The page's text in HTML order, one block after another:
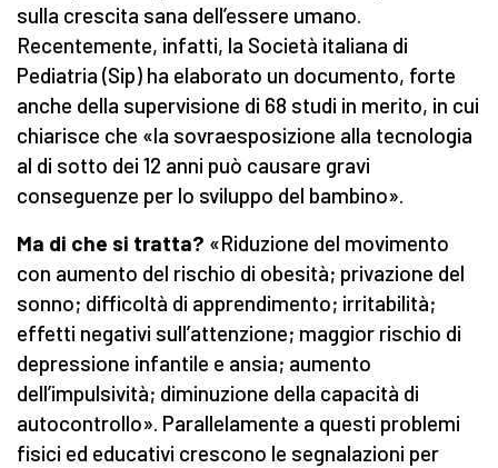
sulla crescita sana dell’essere umano.
Recentemente, infatti, la Società italiana di
Pediatria (Sip) ha elaborato un documento, forte
anche della supervisione di 68 studi in merito, in cui
chiarisce che «la sovraesposizione alla tecnologia
al di sotto dei 12 anni può causare gravi
conseguenze per lo sviluppo del bambino».
Ma di che si tratta? «Riduzione del movimento
con aumento del rischio di obesità; privazione del
sonno; difficoltà di apprendimento; irritabilità;
effetti negativi sull’attenzione; maggior rischio di
depressione infantile e ansia; aumento
dell’impulsività; diminuzione della capacità di
autocontrollo». Parallelamente a questi problemi
fisici ed educativi crescono le segnalazioni per